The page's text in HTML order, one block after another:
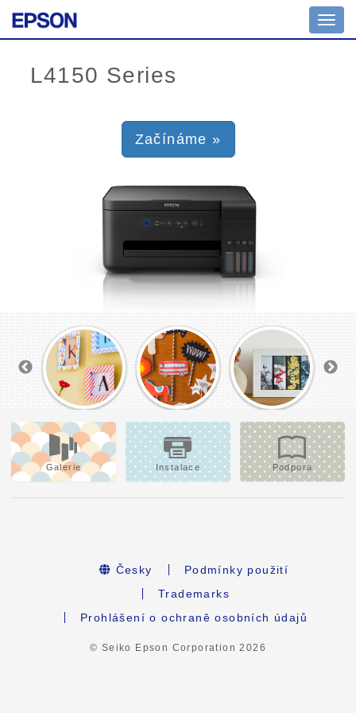
Začínáme »
Galerie Instalace Podpora
Česky
Podmínky použití
Trademarks
Prohlášení o ochraně osobních údajů
© Seiko Epson Corporation2026